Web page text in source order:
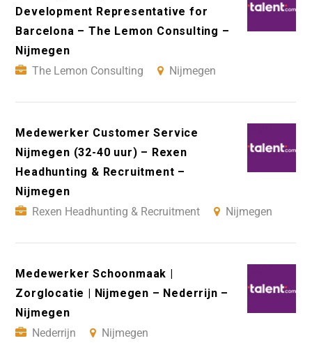
Development Representative for
Barcelona – The Lemon Consulting –
Nijmegen
The Lemon Consulting
Nijmegen
Medewerker Customer Service
Nijmegen (32-40 uur) – Rexen
Headhunting & Recruitment –
Nijmegen
Rexen Headhunting & Recruitment
Nijmegen
Medewerker Schoonmaak |
Zorglocatie | Nijmegen – Nederrijn –
Nijmegen
Nederrijn
Nijmegen